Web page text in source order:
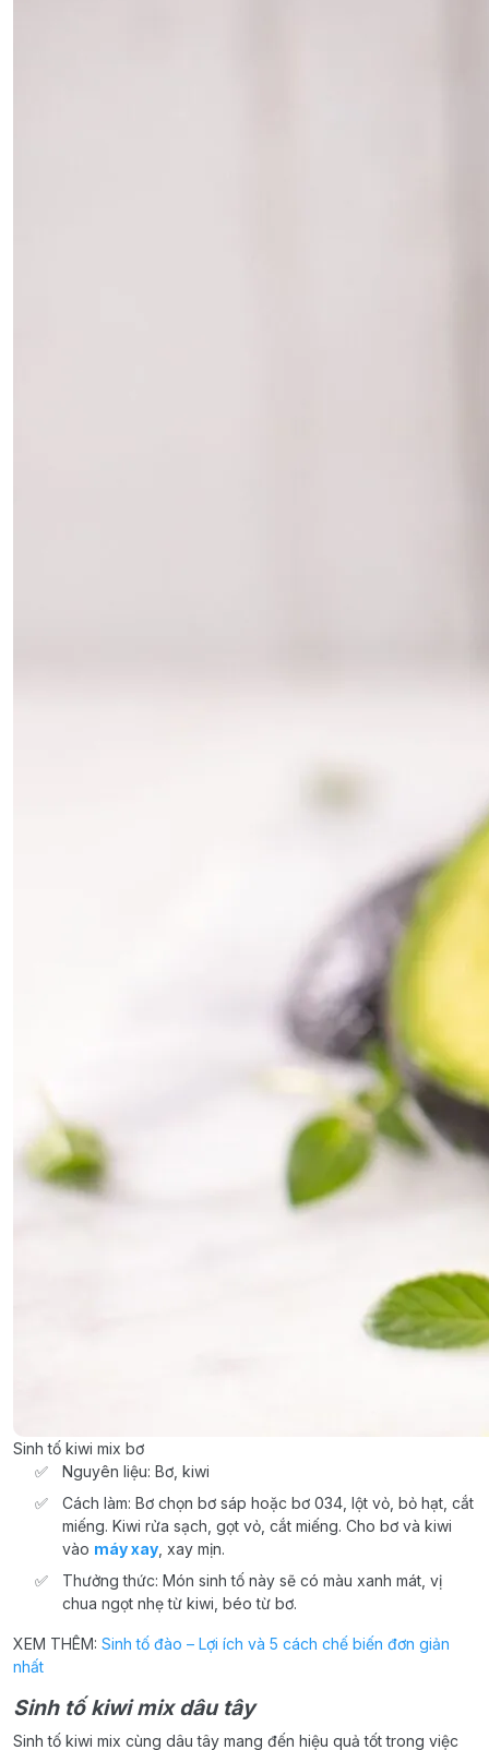
Sinh tố kiwi mix bơ
Nguyên liệu: Bơ, kiwi
Cách làm: Bơ chọn bơ sáp hoặc bơ 034, lột vỏ, bỏ hạt, cắt
miếng. Kiwi rửa sạch, gọt vỏ, cắt miếng. Cho bơ và kiwi
vào máy xay , xay mịn.
Thưởng thức: Món sinh tố này sẽ có màu xanh mát, vị
chua ngọt nhẹ từ kiwi, béo từ bơ.
XEM THÊM: Sinh tố đào – Lợi ích và 5 cách chế biến đơn giản
nhất
Sinh tố kiwi mix dâu tây
Sinh tố kiwi mix cùng dâu tây mang đến hiệu quả tốt trong việc